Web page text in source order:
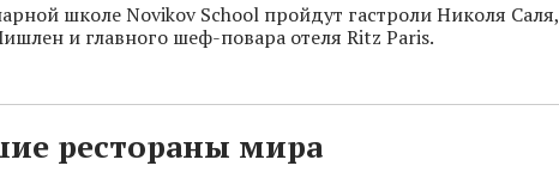
школе Novikov School пройдут гастроли Николя Саля,
и главного шеф-повара отеля Ritz Paris.
рестораны мира